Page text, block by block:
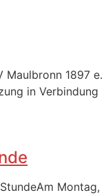
Maulbronn 1897 e.
in Verbindung
Montag,